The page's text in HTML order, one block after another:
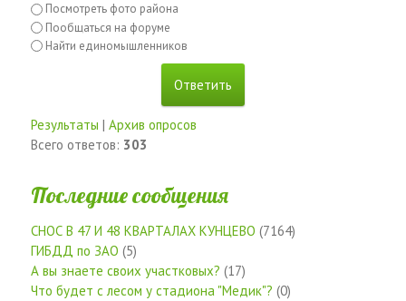
Посмотреть фото района
Пообщаться на форуме
Найти единомышленников
Результаты | Архив опросов
Всего ответов: 303
Последние сообщения
СНОС В 47 И 48 КВАРТАЛАХ КУНЦЕВО (7164)
ГИБДД по ЗАО (5)
А вы знаете своих участковых? (17)
Что будет с лесом у стадиона "Медик"? (0)